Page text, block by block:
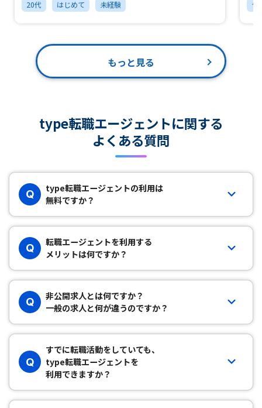
20代 はじめて 未経験 チ
もっと見る
type転職エージェントに関する
よくある質問
Q
type転職エージェントの利用は
無料ですか？
Q
転職エージェントを利用する
メリットは何ですか？
Q
非公開求人とは何ですか？
一般の求人と何が違うのですか？
Q
すでに転職活動をしていても、
type転職エージェントを
利用できますか？